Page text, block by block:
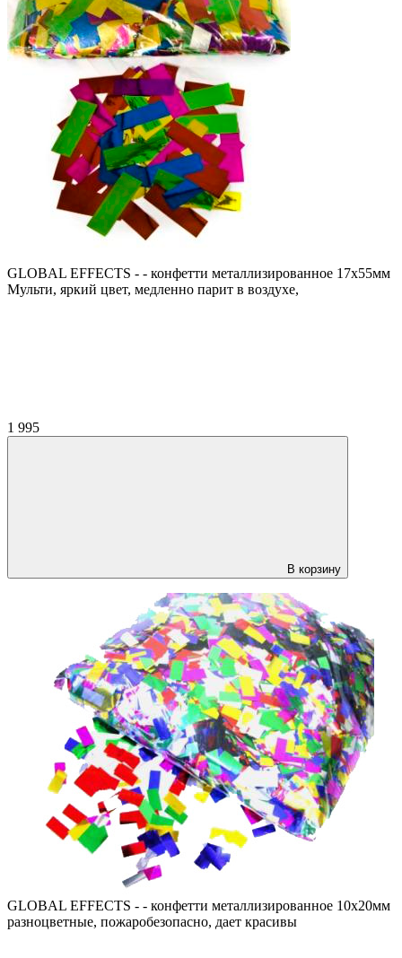
GLOBAL EFFECTS - - конфетти металлизированное 17х55мм
Мульти, яркий цвет, медленно парит в воздухе,
1 995
В корзину
GLOBAL EFFECTS - - конфетти металлизированное 10х20мм
разноцветные, пожаробезопасно, дает красивы